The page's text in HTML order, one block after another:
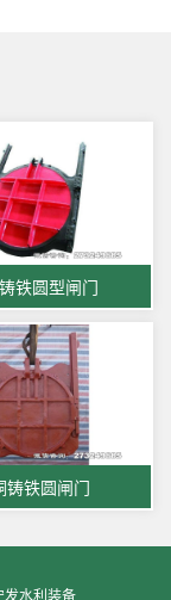
铁圆型闸门
铸铁圆闸门
发水利装备